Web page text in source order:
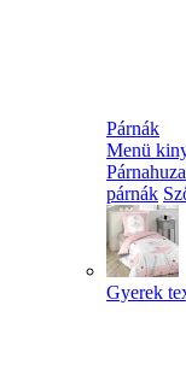
Párnák
Menü
párnák
Gyerek